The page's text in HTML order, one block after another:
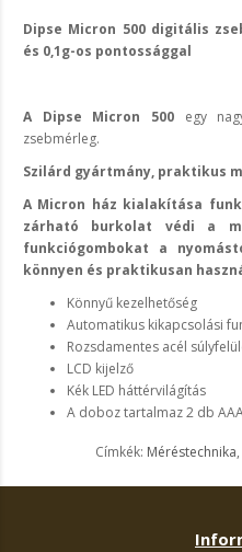
Dipse Micron 500 digitális
és 0,1g-os pontossággal
A Dipse Micron 500 egy
zsebmérleg.
Szilárd gyártmány, praktikus
A Micron ház kialakítása
zárható burkolat védi a
funkciógombokat a
könnyen és praktikusan
Könnyű kezelhetőség
Automatikus kikapcsolási
Rozsdamentes acél
LCD kijelző
Kék LED háttérvilágítás
A doboz tartalmaz 2 db
Címkék: Méréstechnika,